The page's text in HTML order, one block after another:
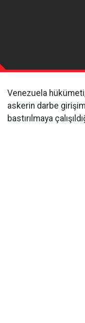
Venezuela
askerin darbe
bastırılmaya